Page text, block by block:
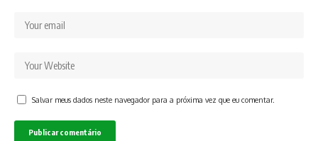
Salvar meus dados neste navegador para a próxima vez que eu comentar.